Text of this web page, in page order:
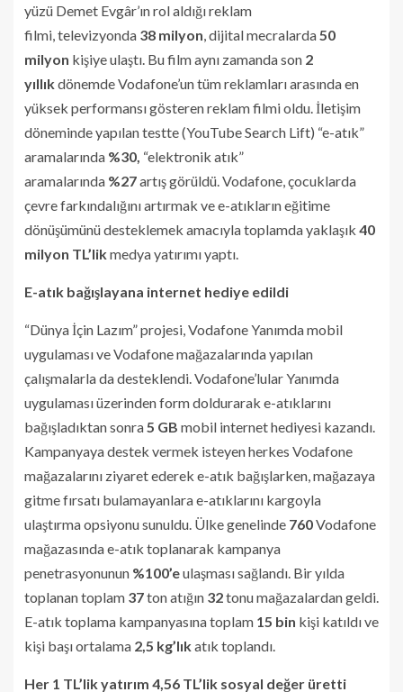
yüzü Demet Evgâr’ın rol aldığı reklam
filmi, televizyonda 38 milyon , dijital mecralarda 50
milyon kişiye ulaştı. Bu film aynı zamanda son 2
yıllıkdönemde Vodafone’un tüm reklamları arasında en
yüksek performansı gösteren reklam filmi oldu. İletişim
döneminde yapılan testte (YouTube Search Lift) “e-atık”
aramalarında %30, “elektronik atık”
aramalarında %27artış görüldü. Vodafone, çocuklarda
çevre farkındalığını artırmak ve e-atıkların eğitime
dönüşümünü desteklemek amacıyla toplamda yaklaşık 40
milyon TL’likmedya yatırımı yaptı.
E-atık bağışlayana internet hediye edildi
“Dünya İçin Lazım” projesi, Vodafone Yanımda mobil
uygulaması ve Vodafone mağazalarında yapılan
çalışmalarla da desteklendi. Vodafone’lular Yanımda
uygulaması üzerinden form doldurarak e-atıklarını
bağışladıktan sonra 5 GB mobil internethediyesi kazandı.
Kampanyaya destek vermek isteyen herkes Vodafone
mağazalarını ziyaret ederek e-atık bağışlarken, mağazaya
gitme fırsatı bulamayanlara e-atıklarını kargoyla
ulaştırma opsiyonu sunuldu. Ülke genelinde 760Vodafone
mağazasında e-atık toplanarak kampanya
penetrasyonunun %100’eulaşması sağlandı. Bir yılda
toplanan toplam 37ton atığın 32tonu mağazalardan geldi.
E-atık toplama kampanyasına toplam 15 bin kişi katıldı ve
kişi başı ortalama 2,5 kg’lıkatık toplandı.
Her 1 TL’lik yatırım 4,56 TL’lik sosyal değer üretti